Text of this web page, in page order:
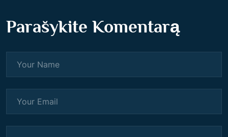
Parašykite Komentarą